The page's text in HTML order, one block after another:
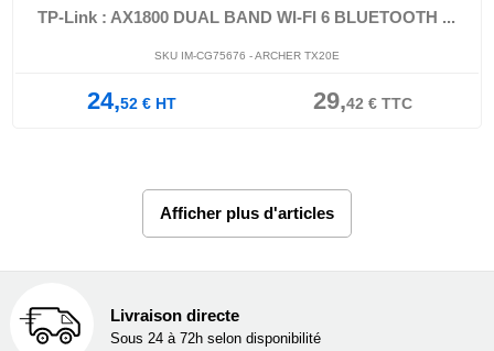
TP-Link : AX1800 DUAL BAND WI-FI 6 BLUETOOTH ...
SKU IM-CG75676 - ARCHER TX20E
24,52€HT 29,42 €TTC
Afficher plus d'articles
Livraison directe
Sous 24 à 72h selon disponibilité